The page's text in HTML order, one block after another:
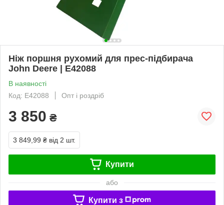
Ніж поршня рухомий для прес-підбирача
John Deere | E42088
В наявності
Код: E42088
Опт і роздріб
3 850 ₴
3 849,99 ₴ від 2 шт.
Купити
або
Купити з